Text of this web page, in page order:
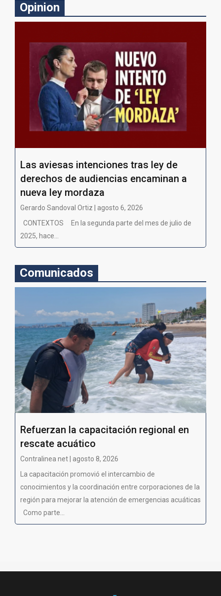
Opinion
Las aviesas intenciones tras ley de
derechos de audiencias encaminan a
nueva ley mordaza
Gerardo Sandoval Ortiz | agosto 6, 2026
CONTEXTOS En la segunda parte del mes de julio de
2025, hace...
Comunicados
Refuerzan la capacitación regional en
rescate acuático
Contralinea net | agosto 8, 2026
La capacitación promovió el intercambio de
conocimientos y la coordinación entre corporaciones de la
región para mejorar la atención de emergencias acuáticas
Como parte...